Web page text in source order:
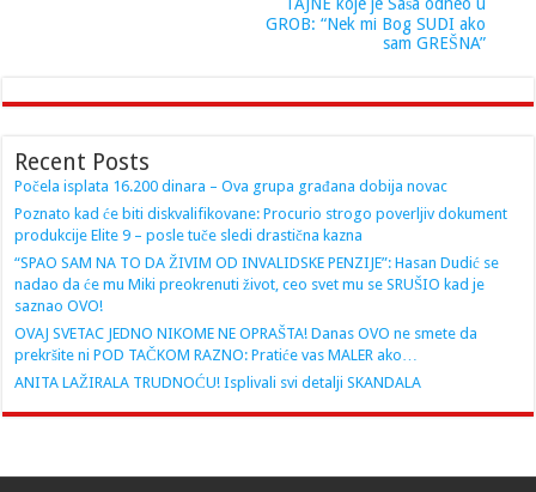
GROB: “Nek mi Bog SUDI ako
sam GREŠNA”
Recent Posts
Počela isplata 16.200 dinara – Ova grupa građana dobija novac
Poznato kad će biti diskvalifikovane: Procurio strogo poverljiv dokument
produkcije Elite 9 – posle tuče sledi drastična kazna
“SPAO SAM NA TO DA ŽIVIM OD INVALIDSKE PENZIJE”: Hasan Dudić se
nadao da će mu Miki preokrenuti život, ceo svet mu se SRUŠIO kad je
saznao OVO!
OVAJ SVETAC JEDNO NIKOME NE OPRAŠTA! Danas OVO ne smete da
prekršite ni POD TAČKOM RAZNO: Pratiće vas MALER ako…
ANITA LAŽIRALA TRUDNOĆU! Isplivali svi detalji SKANDALA